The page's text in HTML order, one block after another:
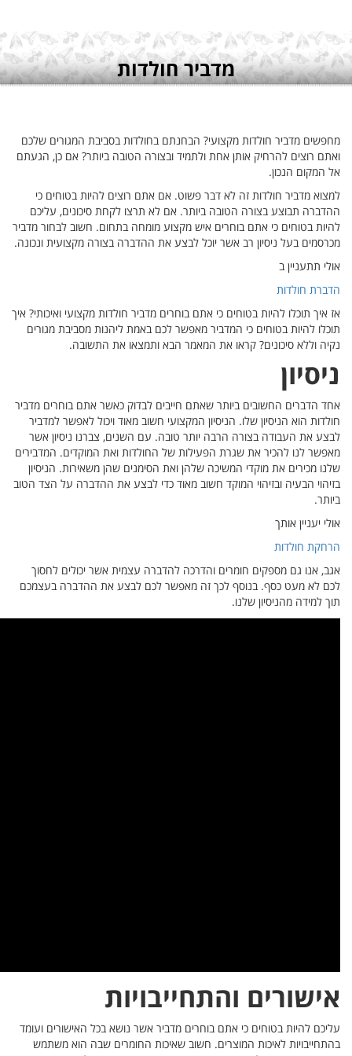
שלכם
כן, הגעתם
כי
עליכם
מדביר
ונכונה.
איך
מדביר
למדביר
אשר
המדבירים
הצד הטוב
לחסוך
בעצמכם
ועומד
משתמש